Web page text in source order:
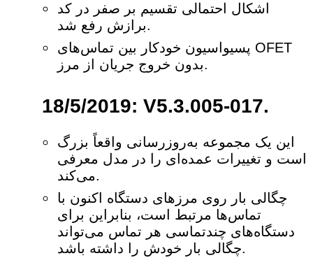
اشکال احتمالی تقسیم بر صفر در کد
برازش رفع شد.
پسیواسیون خودکار بین تماس‌های OFET
بدون خروج جریان از مرز.
18/5/2019: V5.3.005-017.
این یک مجموعه به‌روزرسانی واقعاً بزرگ
است و تغییرات عمده‌ای را در مدل معرفی
می‌کند.
چگالی بار روی مرزهای دستگاه اکنون با
تماس‌ها مرتبط است، بنابراین برای
دستگاه‌های چندتماسی هر تماس می‌تواند
چگالی بار خودش را داشته باشد.